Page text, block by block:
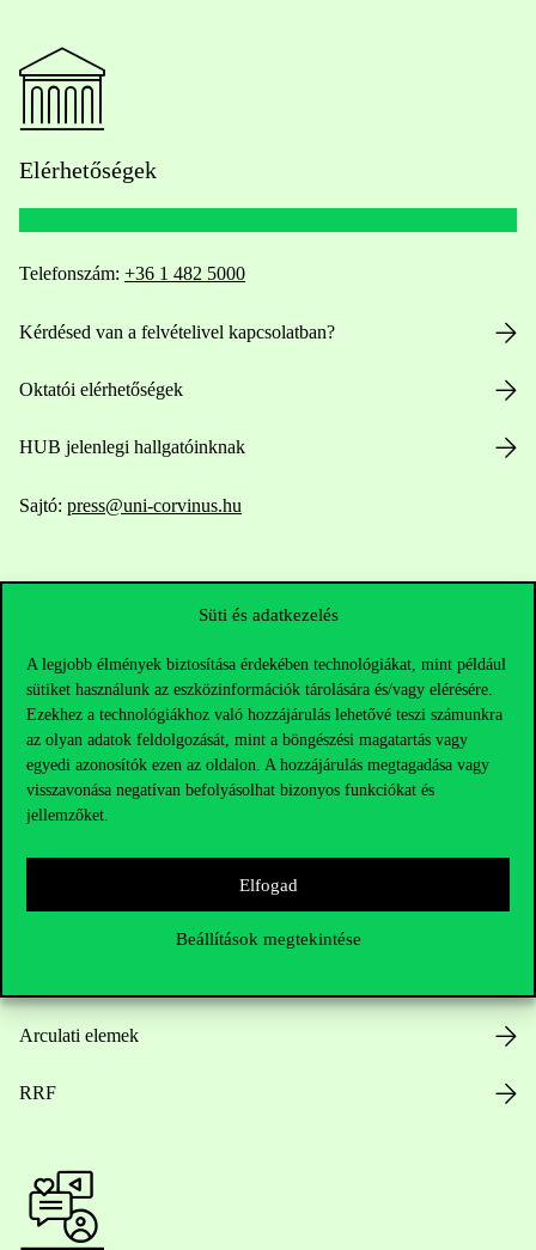
Süti és adatkezelés
A legjobb élmények biztosítása érdekében technológiákat, mint például
sütiket használunk az eszközinformációk tárolására és/vagy elérésére.
Ezekhez a technológiákhoz való hozzájárulás lehetővé teszi számunkra
az olyan adatok feldolgozását, mint a böngészési magatartás vagy
egyedi azonosítók ezen az oldalon. A hozzájárulás megtagadása vagy
visszavonása negatívan befolyásolhat bizonyos funkciókat és
jellemzőket.
Elfogad
Beállítások megtekintése
Elérhetőségek
Telefonszám: +36 1 482 5000
Kérdésed van a felvételivel kapcsolatban?
Oktatói elérhetőségek
HUB jelenlegi hallgatóinknak
Sajtó: press@uni-corvinus.hu
Hasznos linkek
Nyitvatartás
Házirend
Arculati elemek
RRF